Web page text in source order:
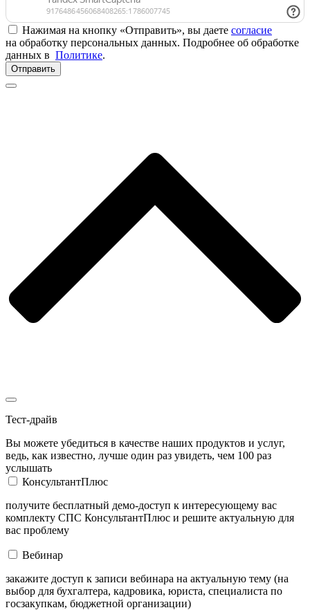
Нажимая на кнопку «Отправить», вы даете согласие
на обработку персональных данных. Подробнее об обработке
данных в Политике.
Отправить
Тест-драйв
Вы можете убедиться в качестве наших продуктов и услуг,
ведь, как известно, лучше один раз увидеть, чем 100 раз
услышать
КонсультантПлюс
получите бесплатный демо-доступ к интересующему вас
комплекту СПС КонсультантПлюс и решите актуальную для
вас проблему
Вебинар
закажите доступ к записи вебинара на актуальную тему (на
выбор для бухгалтера, кадровика, юриста, специалиста по
госзакупкам, бюджетной организации)